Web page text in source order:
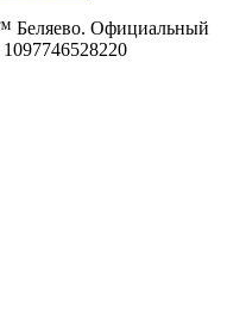
Беляево. Официальный